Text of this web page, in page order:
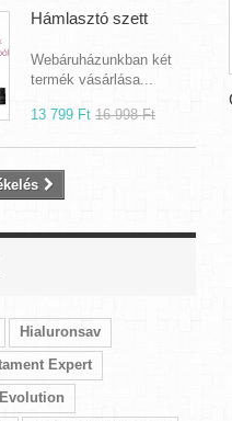
Hámlasztó szett
Webáruházunkban két
termék vásárlása...
13 799 Ft‎ 16 998 Ft‎
Hialuronsav
Expert